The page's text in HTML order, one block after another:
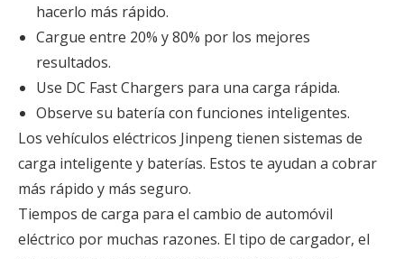
hacerlo más rápido.
Cargue entre 20% y 80% por los mejores
resultados.
Use DC Fast Chargers para una carga rápida.
Observe su batería con funciones inteligentes.
Los vehículos eléctricos Jinpeng tienen sistemas de
carga inteligente y baterías. Estos te ayudan a cobrar
más rápido y más seguro.
Tiempos de carga para el cambio de automóvil
eléctrico por muchas razones. El tipo de cargador, el